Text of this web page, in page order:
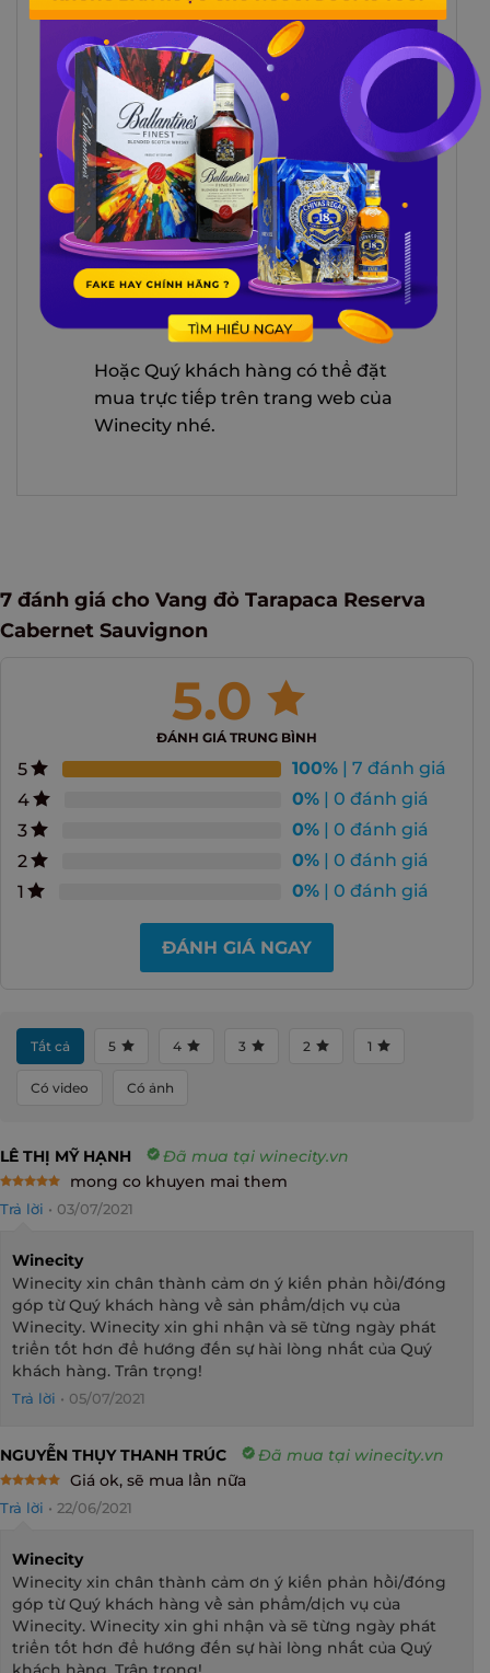
bạn bè hay người thân của mình,
Quý khách hàng có thể liên hệ trực
tiếp Websitehttps://winecity.vn/để
được tư vấn cụ thể và giao hàng đến
tận nhà, tận nơi mà Quý khách hàng
muốn biếu tặng.
Quý khách hàng vui lòng liên hệ với
chúng tôi theo thông tin sau:
Hotline: 0847 486 586
Zalo: 0847 486 586
Hoặc Quý khách hàng có thể đặt
mua trực tiếp trên trang web của
Winecity nhé.
7 đánh giá cho Vang đỏ Tarapaca Reserva
Cabernet Sauvignon
5.0
ĐÁNH GIÁ TRUNG BÌNH
5 100% | 7 đánh giá
4
0% | 0 đánh giá
3
0% | 0 đánh giá
2
0% | 0 đánh giá
1
0% | 0 đánh giá
ĐÁNH GIÁ NGAY
Tất cả 5 4 3 2 1
Có video Có ảnh
LÊ THỊ MỸ HẠNH Đã mua tại winecity.vn
out of 5
mong co khuyen mai them
Trả lời • 03/07/2021
Winecity
Winecity xin chân thành cảm ơn ý kiến phản hồi/đóng
góp từ Quý khách hàng về sản phẩm/dịch vụ của
Winecity. Winecity xin ghi nhận và sẽ từng ngày phát
triển tốt hơn để hướng đến sự hài lòng nhất của Quý
khách hàng. Trân trọng!
Trả lời • 05/07/2021
NGUYỄN THỤY THANH TRÚC Đã mua tại winecity.vn
out of 5
Giá ok, sẽ mua lần nữa
Trả lời • 22/06/2021
Winecity
Winecity xin chân thành cảm ơn ý kiến phản hồi/đóng
góp từ Quý khách hàng về sản phẩm/dịch vụ của
Winecity. Winecity xin ghi nhận và sẽ từng ngày phát
triển tốt hơn để hướng đến sự hài lòng nhất của Quý